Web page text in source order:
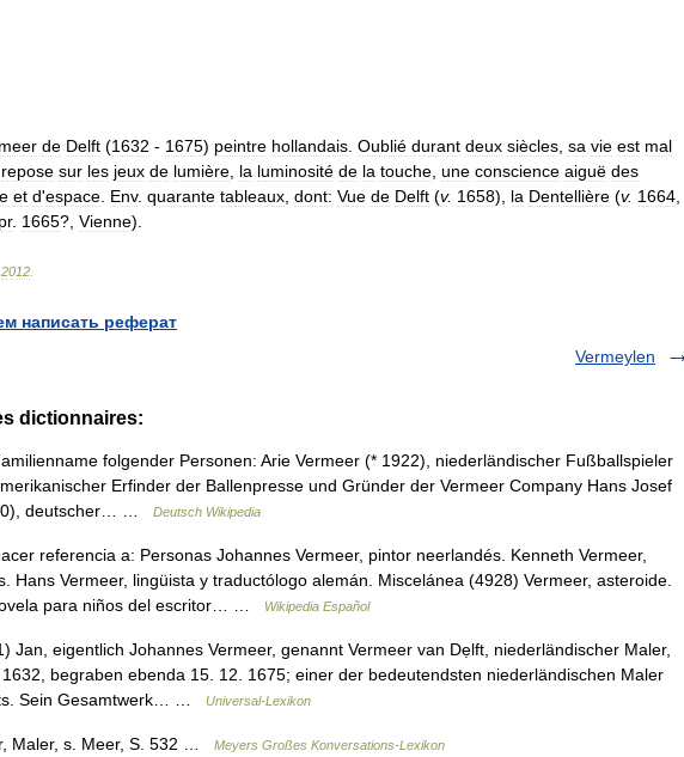
de Delft (1632 - 1675) peintre hollandais Oublié durant deux siècles sa vie est mal
repose sur les jeux de lumière la luminosité de la touche une conscience aiguë des
et d'espace Env. quarante tableaux dont: Vue de Delft (v. 1658), la Dentellière (v. 1664
. 1665?, Vienne).
2012
написать реферат
Vermeylen
dictionnaires:
folgender Personen: Arie Vermeer (* 1922), niederländischer Fußballspieler
Erfinder der Ballenpresse und Gründer der Vermeer Company Hans Josef
deutscher… …
Deutsch Wikipedia
referencia a: Personas Johannes Vermeer, pintor neerlandés. Kenneth Vermeer,
Hans Vermeer, lingüista y traductólogo alemán. Miscelánea (4928) Vermeer, asteroide.
para niños del escritor… …
Wikipedia Español
eigentlich Johannes Vermeer, genannt Vermeer van Dẹlft, niederländischer Maler,
begraben ebenda 15. 12. 1675; einer der bedeutendsten niederländischen Maler
Sein Gesamtwerk… …
Universal-Lexikon
Maler, s. Meer, S. 532 … Meyers Großes Konversations-Lexikon